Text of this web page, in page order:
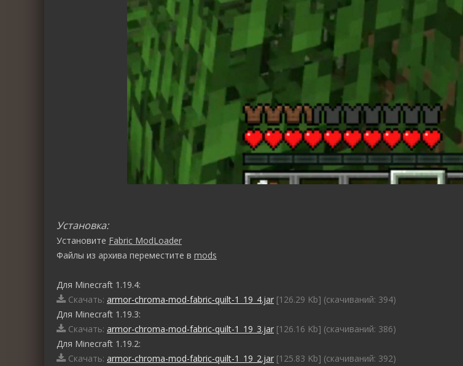
Установка:
Установите Fabric ModLoader
Файлы из архива переместите в mods
Для Minecraft 1.19.4:
Скачать: armor-chroma-mod-fabric-quilt-1_19_4.jar [126.29 Kb] (cкачиваний: 394)
Для Minecraft 1.19.3:
Скачать: armor-chroma-mod-fabric-quilt-1_19_3.jar [126.16 Kb] (cкачиваний: 386)
Для Minecraft 1.19.2:
Скачать: armor-chroma-mod-fabric-quilt-1_19_2.jar [125.83 Kb] (cкачиваний: 392)